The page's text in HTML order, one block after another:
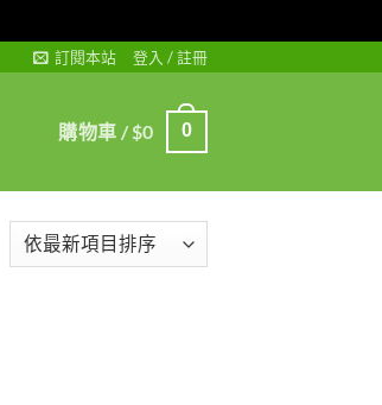
訂閱本站 登入 / 註冊
購物車 /$0 0